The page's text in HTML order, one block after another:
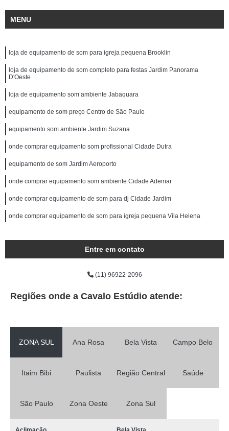
MENU
loja de equipamento de som para igreja pequena Brooklin
loja de equipamento de som completo para festas Jardim Panorama
D'Oeste
loja de equipamento som ambiente Jabaquara
equipamento de som preço Centro de São Paulo
equipamento som ambiente Jardim Suzana
onde comprar equipamento som profissional Cidade Dutra
equipamento de som Jardim Aeroporto
onde comprar equipamento som ambiente Cidade Ademar
onde comprar equipamento de som para dj Cidade Jardim
onde comprar equipamento de som para igreja pequena Vila Helena
Entre em contato
(11) 96922-2096
Regiões onde a Cavalo Estúdio atende:
ZONA SUL Ana Rosa Bela Vista Campo Belo
Itaim Bibi Paulista Região Central Saúde
São Paulo Zona Oeste Zona Sul